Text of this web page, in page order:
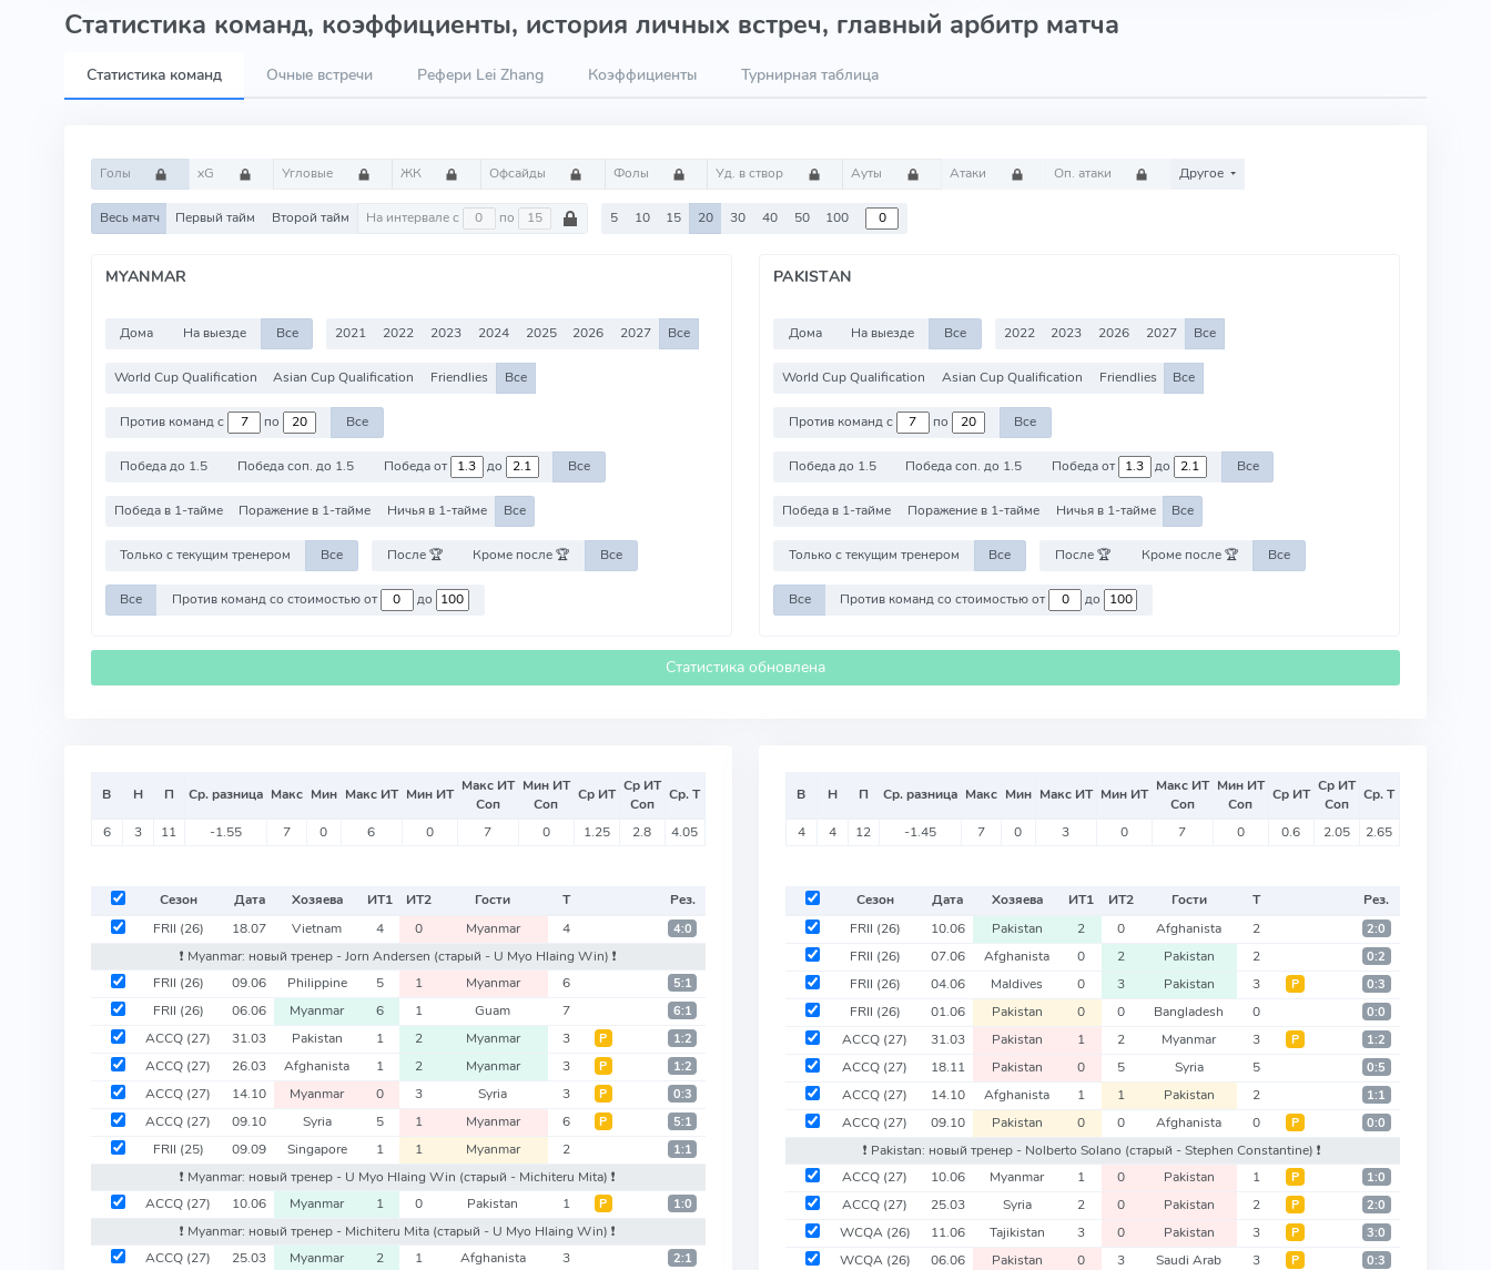
Статистика команд, коэффициенты, история личных встреч, главный арбитр матча
Статистика команд Очные встречи Рефери Lei Zhang Коэффициенты Турнирная таблица
Голы xG Угловые ЖК Офсайды Фолы Уд. в створ Ауты Атаки Оп. атаки Другое
Весь матч Первый тайм Второй тайм На интервале с по 5 10 15 20 30 40 50 100
MYANMAR
Дома На выезде Все 2021 2022 2023 2024 2025 2026 2027 Все
World Cup Qualification Asian Cup Qualification Friendlies Все
Против команд с по Все
Победа до 1.5 Победа соп. до 1.5 Победа от до Все
Победа в 1-тайме Поражение в 1-тайме Ничья в 1-тайме Все
Только с текущим тренером Все После 🏆 Кроме после 🏆 Все
Все Против команд со стоимостью от до
PAKISTAN
Дома На выезде Все 2022 2023 2026 2027 Все
World Cup Qualification Asian Cup Qualification Friendlies Все
Против команд с по Все
Победа до 1.5 Победа соп. до 1.5 Победа от до Все
Победа в 1-тайме Поражение в 1-тайме Ничья в 1-тайме Все
Только с текущим тренером Все После 🏆 Кроме после 🏆 Все
Все Против команд со стоимостью от до
Статистика обновлена
В Н П Ср. разница Макс Мин Макс ИТ Мин ИТ Макс ИТ
Соп
Мин ИТ
Соп
Ср ИТ Ср ИТ
Соп
Ср. Т
6 3 11 -1.55 7 0 6 0 7 0 1.25 2.8 4.05
Сезон Дата Хозяева ИТ1 ИТ2 Гости Т
Рез.
FRII (26) 18.07 Vietnam 4 0 Myanmar 4 4:0
❗️ Myanmar: новый тренер - Jorn Andersen (старый - U Myo Hlaing Win) ❗️
FRII (26) 09.06 Philippine 5 1 Myanmar 6 5:1
FRII (26) 06.06 Myanmar 6 1 Guam 7 6:1
ACCQ (27) 31.03 Pakistan 1 2 Myanmar 3 Р 1:2
ACCQ (27) 26.03 Afghanista 1 2 Myanmar 3 Р 1:2
ACCQ (27) 14.10 Myanmar 0 3 Syria 3 Р 0:3
ACCQ (27) 09.10 Syria 5 1 Myanmar 6 Р 5:1
FRII (25) 09.09 Singapore 1 1 Myanmar 2 1:1
❗️ Myanmar: новый тренер - U Myo Hlaing Win (старый - Michiteru Mita) ❗️
ACCQ (27) 10.06 Myanmar 1 0 Pakistan 1 Р 1:0
❗️ Myanmar: новый тренер - Michiteru Mita (старый - U Myo Hlaing Win) ❗️
ACCQ (27) 25.03 Myanmar 2 1 Afghanista 3 2:1
В Н П Ср. разница Макс Мин Макс ИТ Мин ИТ Макс ИТ
Соп
Мин ИТ
Соп
Ср ИТ Ср ИТ
Соп
Ср. Т
4 4 12 -1.45 7 0 3 0 7 0 0.6 2.05 2.65
Сезон Дата Хозяева ИТ1 ИТ2 Гости Т
Рез.
FRII (26) 10.06 Pakistan 2 0 Afghanista 2 2:0
FRII (26) 07.06 Afghanista 0 2 Pakistan 2 0:2
FRII (26) 04.06 Maldives 0 3 Pakistan 3 Р 0:3
FRII (26) 01.06 Pakistan 0 0 Bangladesh 0 0:0
ACCQ (27) 31.03 Pakistan 1 2 Myanmar 3 Р 1:2
ACCQ (27) 18.11 Pakistan 0 5 Syria 5 0:5
ACCQ (27) 14.10 Afghanista 1 1 Pakistan 2 1:1
ACCQ (27) 09.10 Pakistan 0 0 Afghanista 0 Р 0:0
❗️ Pakistan: новый тренер - Nolberto Solano (старый - Stephen Constantine) ❗️
ACCQ (27) 10.06 Myanmar 1 0 Pakistan 1 Р 1:0
ACCQ (27) 25.03 Syria 2 0 Pakistan 2 Р 2:0
WCQA (26) 11.06 Tajikistan 3 0 Pakistan 3 Р 3:0
WCQA (26) 06.06 Pakistan 0 3 Saudi Arab 3 Р 0:3